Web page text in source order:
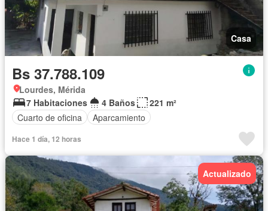
Casa
Bs 37.788.109
Lourdes, Mérida
7 Habitaciones
4 Baños
221 m²
Cuarto de oficina
Aparcamiento
Hace 1 día, 12 horas
Actualizado